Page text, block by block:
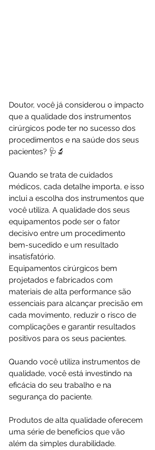
Doutor, você já considerou o impacto
que a qualidade dos instrumentos
cirúrgicos pode ter no sucesso dos
procedimentos e na saúde dos seus
pacientes? 🩺🔬
Quando se trata de cuidados
médicos, cada detalhe importa, e isso
inclui a escolha dos instrumentos que
você utiliza. A qualidade dos seus
equipamentos pode ser o fator
decisivo entre um procedimento
bem-sucedido e um resultado
insatisfatório.
Equipamentos cirúrgicos bem
projetados e fabricados com
materiais de alta performance são
essenciais para alcançar precisão em
cada movimento, reduzir o risco de
complicações e garantir resultados
positivos para os seus pacientes.
Quando você utiliza instrumentos de
qualidade, você está investindo na
eficácia do seu trabalho e na
segurança do paciente.
Produtos de alta qualidade oferecem
uma série de benefícios que vão
além da simples durabilidade.